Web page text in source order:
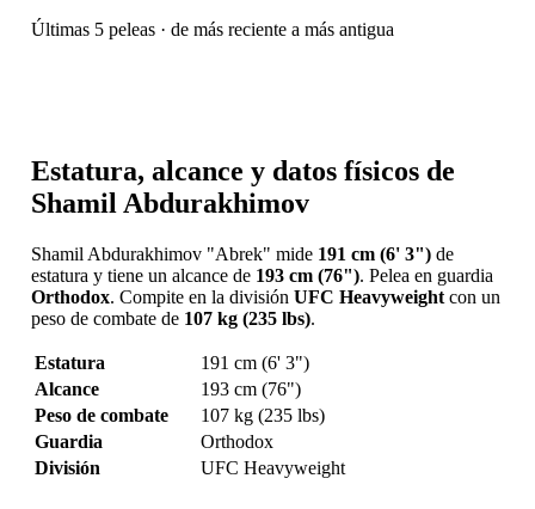
Últimas 5 peleas · de más reciente a más antigua
Estatura, alcance y datos físicos de
Shamil Abdurakhimov
Shamil Abdurakhimov "Abrek" mide 191 cm (6' 3")de
estatura y tiene un alcance de 193 cm (76"). Pelea en guardia
Orthodox. Compite en la división UFC Heavyweightcon un
peso de combate de 107 kg (235 lbs).
Estatura
191 cm (6' 3")
Alcance
193 cm (76")
Peso de combate
107 kg (235 lbs)
Guardia
Orthodox
División
UFC Heavyweight